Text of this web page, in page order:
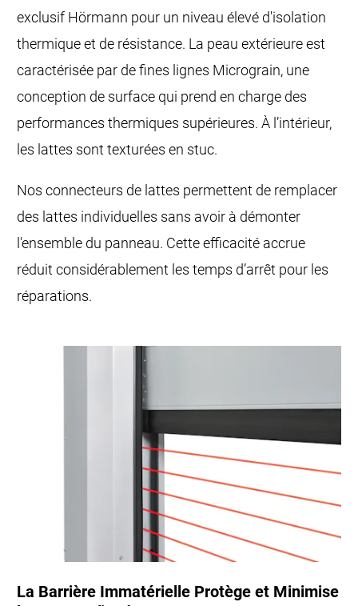
exclusif Hörmann pour un niveau élevé d'isolation
thermique et de résistance. La peau extérieure est
caractérisée par de fines lignes Micrograin, une
conception de surface qui prend en charge des
performances thermiques supérieures. À l’intérieur,
les lattes sont texturées en stuc.
Nos connecteurs de lattes permettent de remplacer
des lattes individuelles sans avoir à démonter
l'ensemble du panneau. Cette efficacité accrue
réduit considérablement les temps d’arrêt pour les
réparations.
La Barrière Immatérielle Protège et Minimise